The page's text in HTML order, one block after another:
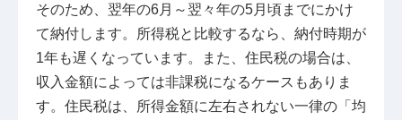
そのため、翌年の6月～翌々年の5月頃までにかけ
て納付します。所得税と比較するなら、納付時期が
1年も遅くなっています。また、住民税の場合は、
収入金額によっては非課税になるケースもありま
す。住民税は、所得金額に左右されない一律の「均